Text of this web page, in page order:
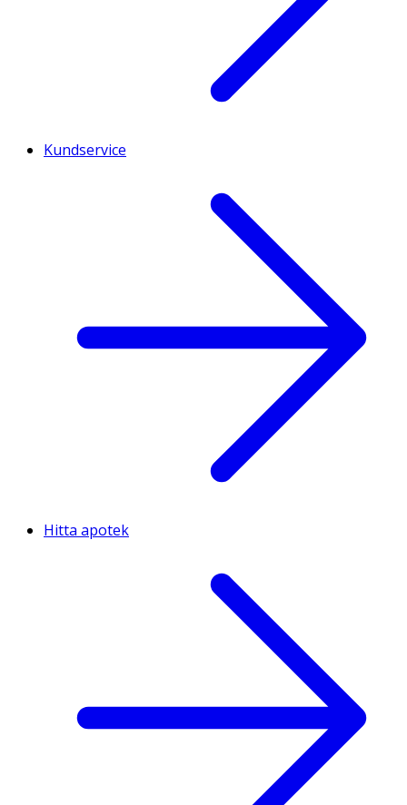
Kundservice
Hitta apotek